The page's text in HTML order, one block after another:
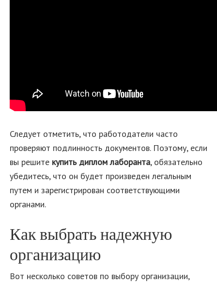
Следует отметить, что работодатели часто
проверяют подлинность документов. Поэтому, если
вы решите купить диплом лаборанта, обязательно
убедитесь, что он будет произведен легальным
путем и зарегистрирован соответствующими
органами.
Как выбрать надежную
организацию
Вот несколько советов по выбору организации,